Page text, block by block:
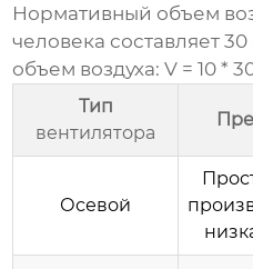
Нормативный объем
человека составляет
объем воздуха: V = 10 *
Тип
вентилятора
Осевой